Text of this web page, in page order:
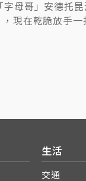
字母哥」安德托
現在乾脆放手一
從買斷市場簽下
希望能在下半季
生活
交通